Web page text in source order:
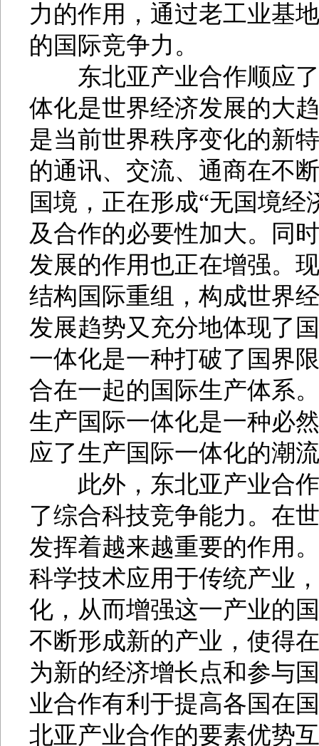
力的作用，通过老工业基
的国际竞争力。
东北亚产业合作顺应了
体化是世界经济发展的大
是当前世界秩序变化的新
的通讯、交流、通商在不
国境，正在形成“无国境
及合作的必要性加大。同
发展的作用也正在增强。
结构国际重组，构成世界
发展趋势又充分地体现了
一体化是一种打破了国界
合在一起的国际生产体系
生产国际一体化是一种必
应了生产国际一体化的潮
此外，东北亚产业合作
了综合科技竞争能力。在
发挥着越来越重要的作用
科学技术应用于传统产业
化，从而增强这一产业的
不断形成新的产业，使得
为新的经济增长点和参与
业合作有利于提高各国在
北亚产业合作的要素优势